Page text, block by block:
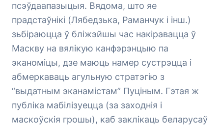
псэўдаапазыцыя. Вядома, што яе
прадстаўнікі (Лябедзька, Раманчук і інш.)
зьбіраюцца ў бліжэйшы час накіравацца ў
Маскву на вялікую канфэрэнцыю па
эканоміцы, дзе маюць намер сустрэцца і
абмеркаваць агульную стратэгію з
“выдатным эканамістам” Пуціным. Гэтая ж
публіка мабілізуецца (за заходнія і
маскоўскія грошы), каб заклікаць беларусаў